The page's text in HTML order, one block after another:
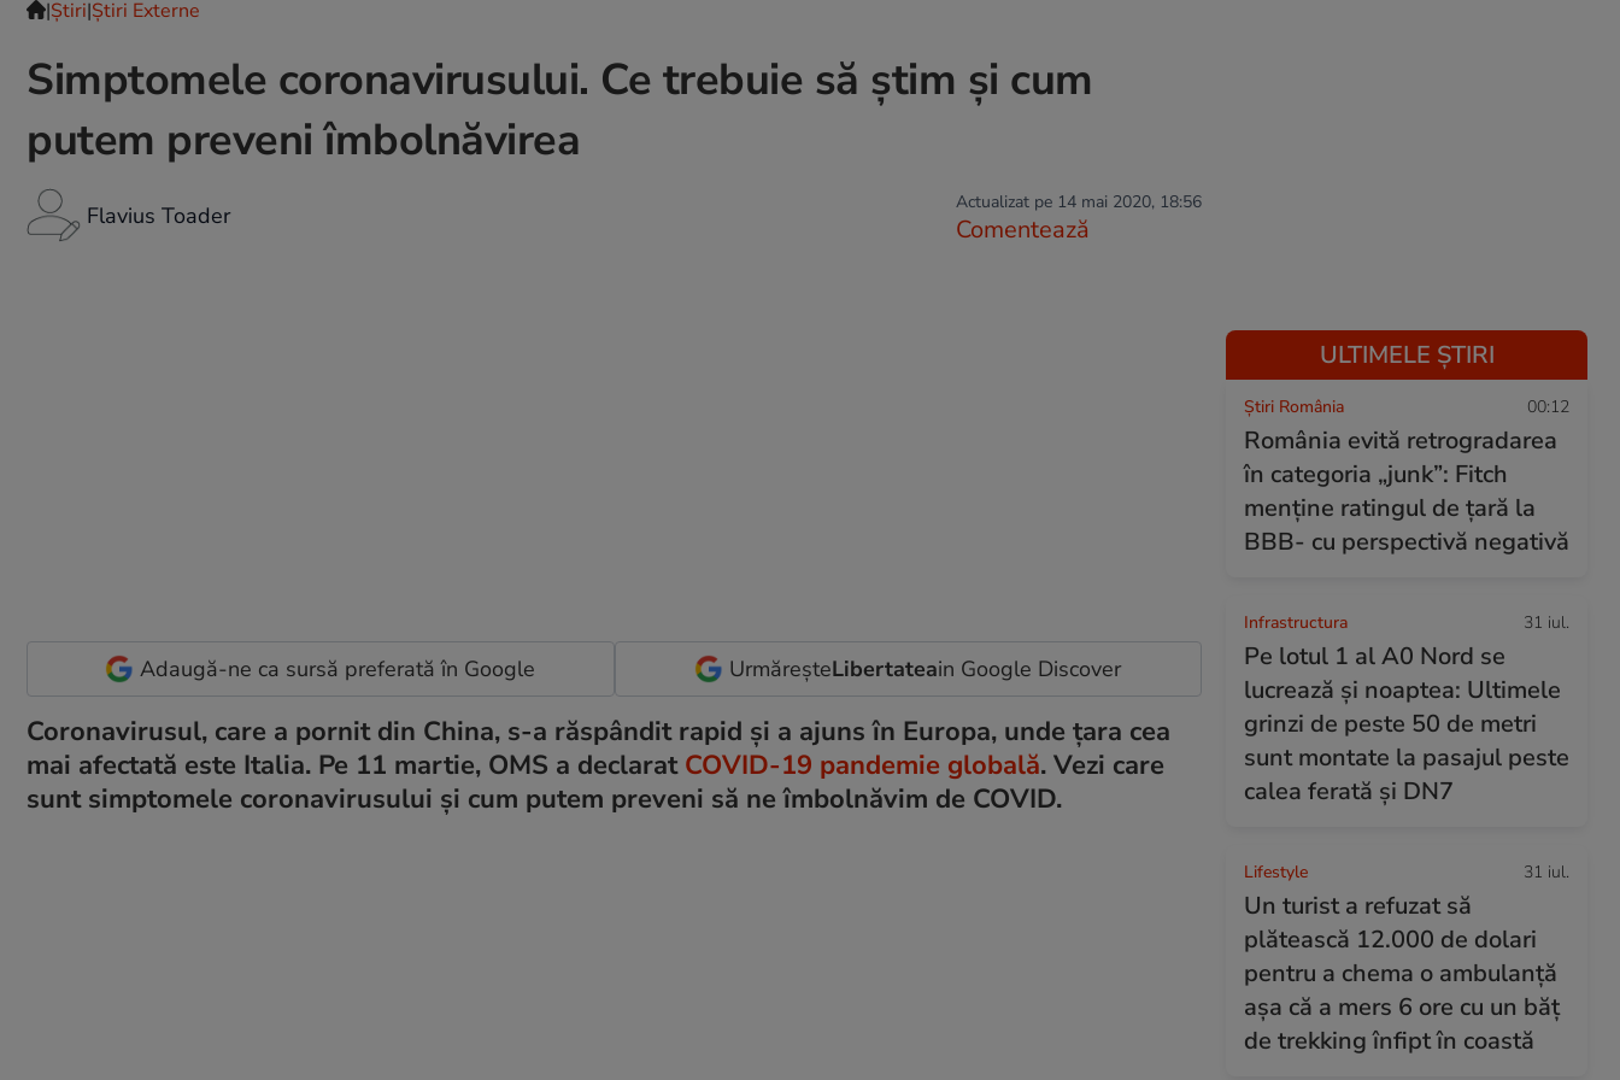
|Ştiri|Știri Externe
Simptomele coronavirusului. Ce trebuie să știm și cum
putem preveni îmbolnăvirea
Flavius Toader Actualizat pe 14 mai 2020, 18:56
Comentează
Adaugă-ne ca sursă preferată în Google UrmăreșteLibertateain Google Discover
Coronavirusul, care a pornit din China, s-a răspândit rapid și a ajuns în Europa, unde țara cea
mai afectată este Italia. Pe 11 martie, OMS a declarat COVID-19 pandemie globală. Vezi care
sunt simptomele coronavirusului și cum putem preveni să ne îmbolnăvim de COVID.
ULTIMELE ȘTIRI
Știri România 00:12
România evită retrogradarea
în categoria „junk”: Fitch
menține ratingul de țară la
BBB- cu perspectivă negativă
Infrastructura 31 iul.
Pe lotul 1 al A0 Nord se
lucrează și noaptea: Ultimele
grinzi de peste 50 de metri
sunt montate la pasajul peste
calea ferată și DN7
Lifestyle 31 iul.
Un turist a refuzat să
plătească 12.000 de dolari
pentru a chema o ambulanță
așa că a mers 6 ore cu un băț
de trekking înfipt în coastă